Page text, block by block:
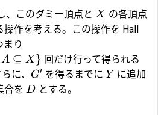
、このダミー頂点とX の各頂点
作を考える。この操作を Hall
まり
A ⊆ X} 回だけ行って得られる
に、 G′ を得るまでに Y に追加
合を D とする。